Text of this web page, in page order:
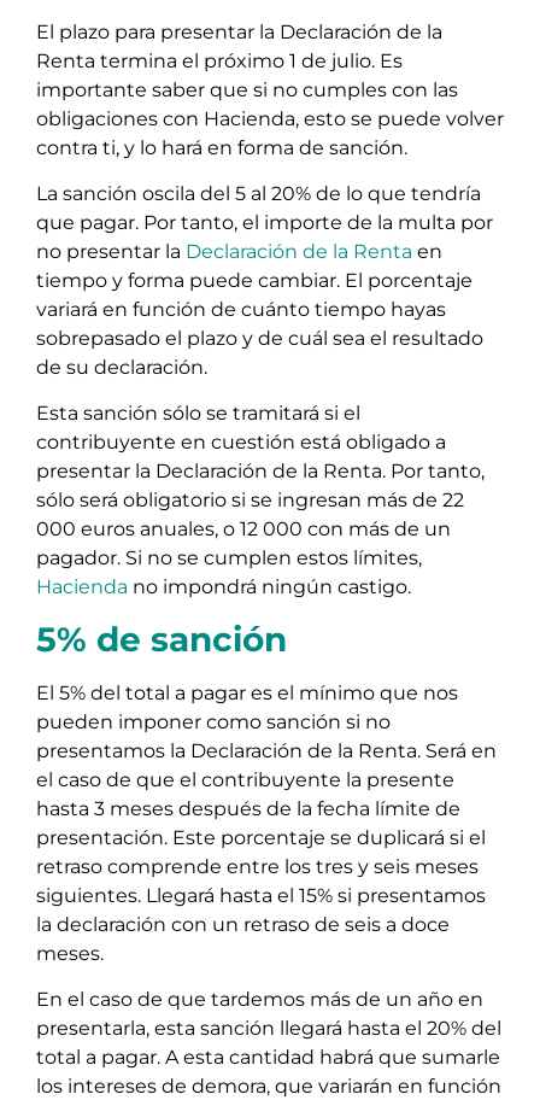
El plazo para presentar la Declaración de la
Renta termina el próximo 1 de julio. Es
importante saber que si no cumples con las
obligaciones con Hacienda, esto se puede volver
contra ti, y lo hará en forma de sanción.
La sanción oscila del 5 al 20% de lo que tendría
que pagar. Por tanto, el importe de la multa por
no presentar la Declaración de la Renta en
tiempo y forma puede cambiar. El porcentaje
variará en función de cuánto tiempo hayas
sobrepasado el plazo y de cuál sea el resultado
de su declaración.
Esta sanción sólo se tramitará si el
contribuyente en cuestión está obligado a
presentar la Declaración de la Renta. Por tanto,
sólo será obligatorio si se ingresan más de 22
000 euros anuales, o 12 000 con más de un
pagador. Si no se cumplen estos límites,
Hacienda no impondrá ningún castigo.
5% de sanción
El 5% del total a pagar es el mínimo que nos
pueden imponer como sanción si no
presentamos la Declaración de la Renta. Será en
el caso de que el contribuyente la presente
hasta 3 meses después de la fecha límite de
presentación. Este porcentaje se duplicará si el
retraso comprende entre los tres y seis meses
siguientes. Llegará hasta el 15% si presentamos
la declaración con un retraso de seis a doce
meses.
En el caso de que tardemos más de un año en
presentarla, esta sanción llegará hasta el 20% del
total a pagar. A esta cantidad habrá que sumarle
los intereses de demora, que variarán en función